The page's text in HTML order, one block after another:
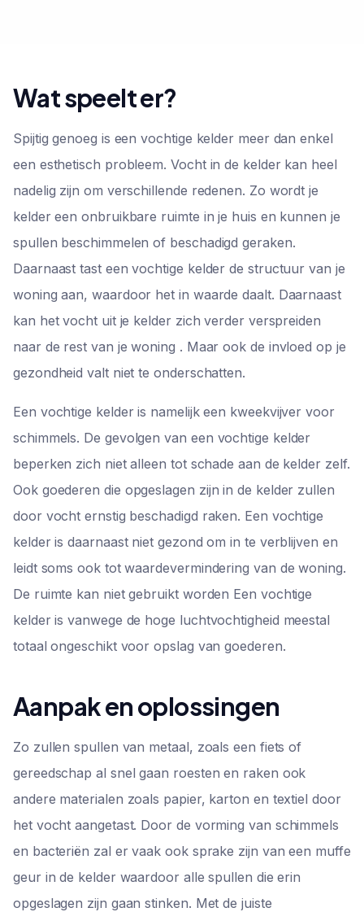
Wat speelt er?
Spijtig genoeg is een vochtige kelder meer dan enkel
een esthetisch probleem. Vocht in de kelder kan heel
nadelig zijn om verschillende redenen. Zo wordt je
kelder een onbruikbare ruimte in je huis en kunnen je
spullen beschimmelen of beschadigd geraken.
Daarnaast tast een vochtige kelder de structuur van je
woning aan, waardoor het in waarde daalt. Daarnaast
kan het vocht uit je kelder zich verder verspreiden
naar de rest van je woning . Maar ook de invloed op je
gezondheid valt niet te onderschatten.
Een vochtige kelder is namelijk een kweekvijver voor
schimmels. De gevolgen van een vochtige kelder
beperken zich niet alleen tot schade aan de kelder zelf.
Ook goederen die opgeslagen zijn in de kelder zullen
door vocht ernstig beschadigd raken. Een vochtige
kelder is daarnaast niet gezond om in te verblijven en
leidt soms ook tot waardevermindering van de woning.
De ruimte kan niet gebruikt worden Een vochtige
kelder is vanwege de hoge luchtvochtigheid meestal
totaal ongeschikt voor opslag van goederen.
Aanpak en oplossingen
Zo zullen spullen van metaal, zoals een fiets of
gereedschap al snel gaan roesten en raken ook
andere materialen zoals papier, karton en textiel door
het vocht aangetast. Door de vorming van schimmels
en bacteriën zal er vaak ook sprake zijn van een muffe
geur in de kelder waardoor alle spullen die erin
opgeslagen zijn gaan stinken. Met de juiste